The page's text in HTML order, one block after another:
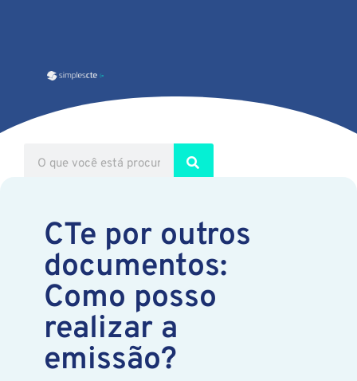
CTe por outros
documentos:
Como posso
realizar a
emissão?